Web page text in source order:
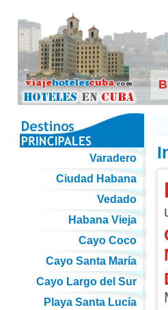
Varadero
Ciudad Habana
Vedado
Habana Vieja
Cayo Coco
Cayo Santa María
Cayo Largo del Sur
Playa Santa Lucía